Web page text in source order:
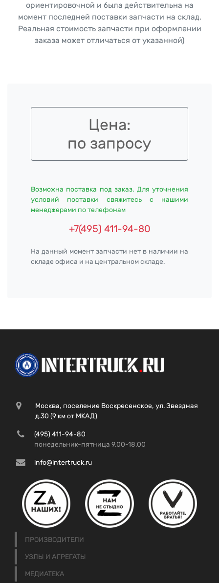
ориентировочной и была действительна на
момент последней поставки запчасти на склад.
Реальная стоимость запчасти при оформлении
заказа может отличаться от указанной)
Цена:
по запросу
Возможна поставка под заказ. Для уточнения
условий поставки свяжитесь с нашими
менеджерами по телефонам
+7(495) 411-94-80
На данный момент запчасти нет в наличии на
складе офиса и на центральном складе.
Москва, поселение Воскресенское, ул. Звездная
д.30 (9 км от МКАД)
(495) 411-94-80
понедельник-пятница 9.00-18.00
info@intertruck.ru
ПРОИЗВОДИТЕЛИ
УЗЛЫ И АГРЕГАТЫ
МЕДИАТЕКА